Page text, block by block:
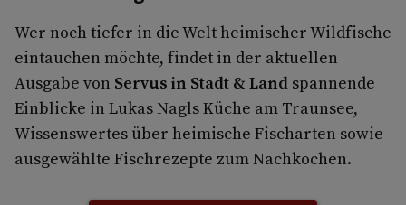
Wer noch tiefer in die Welt heimischer Wildfische
eintauchen möchte, findet in der aktuellen
Ausgabe von Servus in Stadt & Land spannende
Einblicke in Lukas Nagls Küche am Traunsee,
Wissenswertes über heimische Fischarten sowie
ausgewählte Fischrezepte zum Nachkochen.